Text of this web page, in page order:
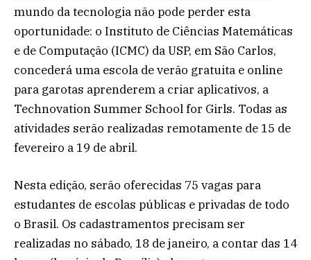
mundo da tecnologia não pode perder esta
oportunidade: o Instituto de Ciências Matemáticas
e de Computação (ICMC) da USP, em São Carlos,
concederá uma escola de verão gratuita e online
para garotas aprenderem a criar aplicativos, a
Technovation Summer School for Girls. Todas as
atividades serão realizadas remotamente de 15 de
fevereiro a 19 de abril.
Nesta edição, serão oferecidas 75 vagas para
estudantes de escolas públicas e privadas de todo
o Brasil. Os cadastramentos precisam ser
realizadas no sábado, 18 de janeiro, a contar das 14